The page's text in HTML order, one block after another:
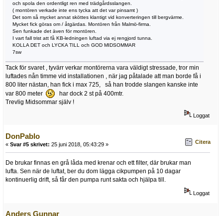
och spola den ordentligt ren med trädgårdsslangen.
( montören verkade inte ens tycka att det var pinsamt )
Det som så mycket annat sköttes klantigt vid konverteringen till bergvärme.
Mycket fick göras om / åtgärdas. Montören från Malmö-firma.
Sen funkade det även för montören.
I vart fall trist att få KB-ledningen luftad via ej rengjord tunna.
KOLLA DET och LYCKA TILL och GOD MIDSOMMAR
7sw
Tack för svaret , tyvärr verkar montörerna vara väldigt stressade, tror min
luftades nån timme vid installationen , när jag påtalade att man borde få i
800 liter nästan, han fick i max 725, så han trodde slangen kanske inte
var 800 meter
har dock 2 st på 400mtr.
Trevlig Midsommar själv !
Loggat
DonPablo
« Svar #5 skrivet: 25 juni 2018, 05:43:29 » Citera
De brukar finnas en grå låda med krenar och ett filter, där brukar man
lufta. Sen när de luftat, ber du dom lägga cikpumpen på 10 dagar
kontinuerlig drift, så får den pumpa runt sakta och hjälpa till.
Loggat
Anders Gunnar